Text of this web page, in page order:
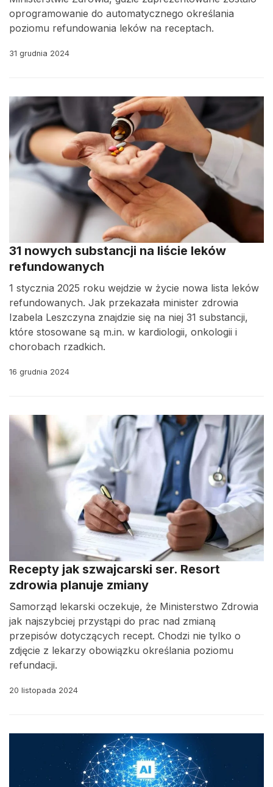
oprogramowanie do automatycznego określania
poziomu refundowania leków na receptach.
31 grudnia 2024
31 nowych substancji na liście leków
refundowanych
1 stycznia 2025 roku wejdzie w życie nowa lista leków
refundowanych. Jak przekazała minister zdrowia
Izabela Leszczyna znajdzie się na niej 31 substancji,
które stosowane są m.in. w kardiologii, onkologii i
chorobach rzadkich.
16 grudnia 2024
Recepty jak szwajcarski ser. Resort
zdrowia planuje zmiany
Samorząd lekarski oczekuje, że Ministerstwo Zdrowia
jak najszybciej przystąpi do prac nad zmianą
przepisów dotyczących recept. Chodzi nie tylko o
zdjęcie z lekarzy obowiązku określania poziomu
refundacji.
20 listopada 2024